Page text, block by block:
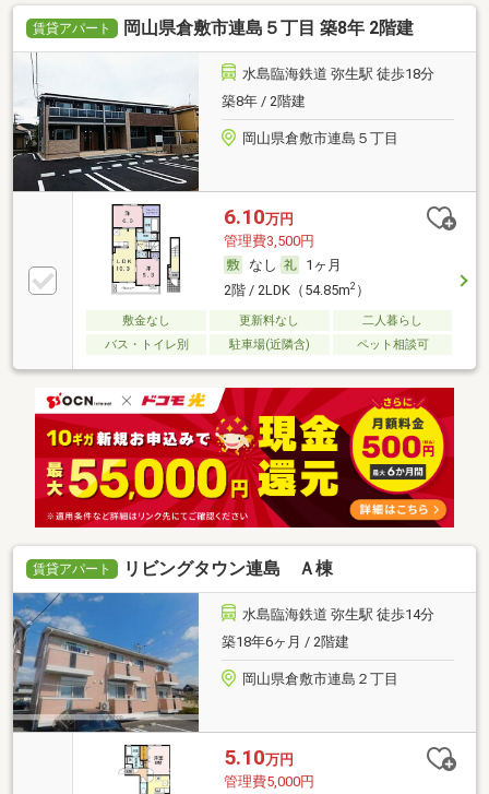
賃貸アパート 岡山県倉敷市連島５丁目 築8年 2階建
水島臨海鉄道 弥生駅 徒歩18分
築8年 / 2階建
岡山県倉敷市連島５丁目
6.10万円
管理費3,500円
なし
1ヶ月
2階 / 2LDK（54.85m2）
敷金なし 更新料なし
二人暮らし
バス・トイレ別
駐車場(近隣含) ペット相談可
賃貸アパート リビングタウン連島 Ａ棟
水島臨海鉄道 弥生駅 徒歩14分
築18年6ヶ月 / 2階建
岡山県倉敷市連島２丁目
5.10万円
管理費5,000円